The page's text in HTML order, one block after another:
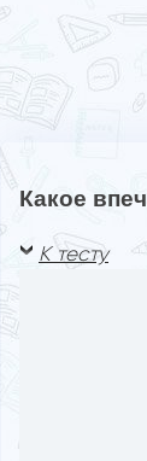
Какое
К тесту